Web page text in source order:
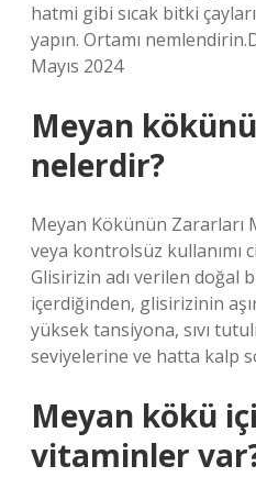
hatmi gibi sıcak bitki
yapın. Ortamı
Mayıs 2024
Meyan
nelerdir?
Meyan Kökünün Zararları
veya kontrolsüz kullanımı
Glisirizin adı verilen doğal
içerdiğinden, glisirizinin
yüksek tansiyona, sıvı
seviyelerine ve hatta kalp
Meyan kökü
vitaminler